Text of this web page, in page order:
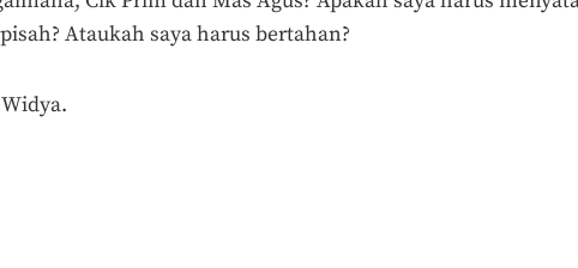
Ataukah saya harus bertahan?